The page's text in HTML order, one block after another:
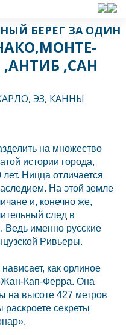
БЕРЕГ ЗА ОДИН
,САН
на множество
истории города,
Ницца отличается
На этой земле
и, конечно же,
след в
Ведь именно русские
Ривьеры.
как орлиное
Жан-Кап-Ферра. Она
на высоте 427 метров
секреты